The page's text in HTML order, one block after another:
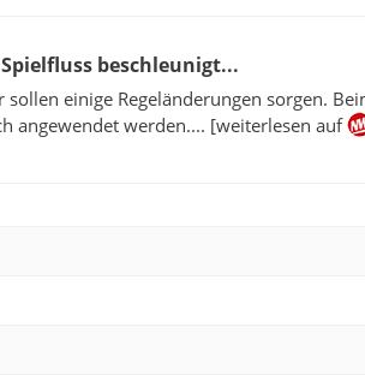
beschleunigt...
einige Regeländerungen sorgen.
angewendet werden.... [weiterlesen auf